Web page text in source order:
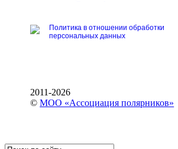
Политика в отношении обработки
персональных данных
2011-2026
©МОО «Ассоциация полярников»